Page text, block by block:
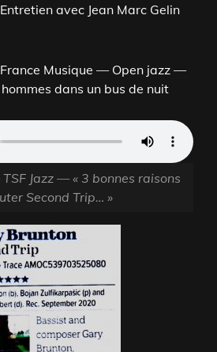
avec Jean Marc Gelin
Musique — Open jazz —
dans un bus de nuit
Jazz — « 3 bonnes raisons
Second Trip… »